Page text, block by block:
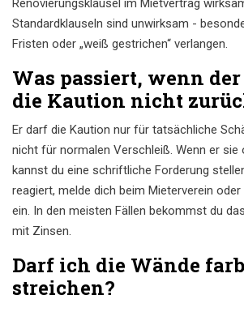
Renovierungsklausel im Mietvertrag
Standardklauseln sind unwirksam -
Fristen oder „weiß gestrichen“ verlangen.
Was passiert, wenn
die Kaution nicht
Er darf die Kaution nur für tatsächliche
nicht für normalen Verschleiß. Wenn er sie
kannst du eine schriftliche Forderung
reagiert, melde dich beim Mieterverein oder
ein. In den meisten Fällen bekommst du
mit Zinsen.
Darf ich die Wände
streichen?